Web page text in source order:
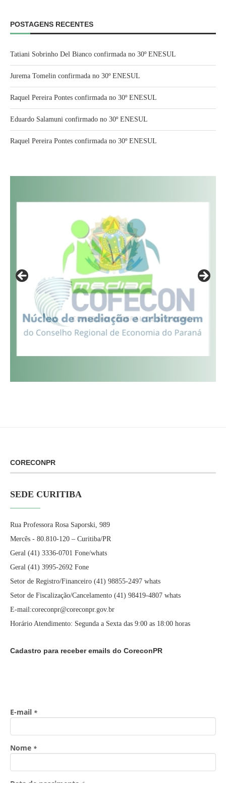
POSTAGENS RECENTES
Tatiani Sobrinho Del Bianco confirmada no 30º ENESUL
Jurema Tomelin confirmada no 30º ENESUL
Raquel Pereira Pontes confirmada no 30º ENESUL
Eduardo Salamuni confirmado no 30º ENESUL
Raquel Pereira Pontes confirmada no 30º ENESUL
CORECONPR
SEDE CURITIBA
Rua Professora Rosa Saporski, 989
Mercês - 80.810-120 – Curitiba/PR
Geral (41) 3336-0701 Fone/whats
Geral (41) 3995-2692 Fone
Setor de Registro/Financeiro (41) 98855-2497 whats
Setor de Fiscalização/Cancelamento (41) 98419-4807 whats
E-mail:coreconpr@coreconpr.gov.br
Horário Atendimento: Segunda a Sexta das 9:00 as 18:00 horas
Cadastro para receber emails do CoreconPR